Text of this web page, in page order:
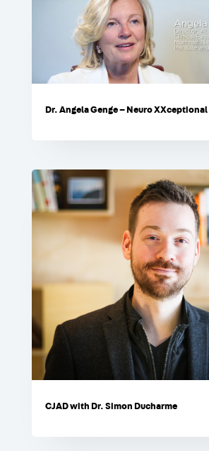
Dr. Angela Genge – Neuro XXceptional
CJAD with Dr. Simon Ducharme